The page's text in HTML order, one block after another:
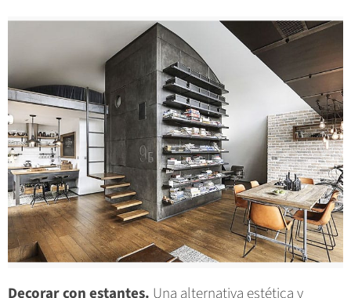
Decorar con estantes. Una alternativa estética y